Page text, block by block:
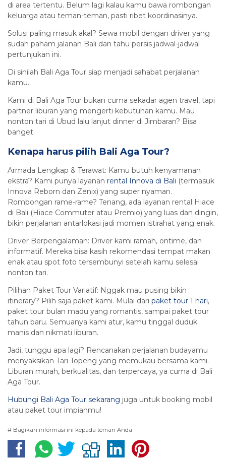
di area tertentu. Belum lagi kalau kamu bawa rombongan
keluarga atau teman-teman, pasti ribet koordinasinya.
Solusi paling masuk akal? Sewa mobil dengan driver yang
sudah paham jalanan Bali dan tahu persis jadwal-jadwal
pertunjukan ini.
Di sinilah Bali Aga Tour siap menjadi sahabat perjalanan
kamu.
Kami di Bali Aga Tour bukan cuma sekadar agen travel, tapi
partner liburan yang mengerti kebutuhan kamu. Mau
nonton tari di Ubud lalu lanjut dinner di Jimbaran? Bisa
banget.
Kenapa harus pilih Bali Aga Tour?
Armada Lengkap & Terawat: Kamu butuh kenyamanan
ekstra? Kami punya layanan rental Innova di Bali (termasuk
Innova Reborn dan Zenix) yang super nyaman.
Rombongan rame-rame? Tenang, ada layanan rental Hiace
di Bali (Hiace Commuter atau Premio) yang luas dan dingin,
bikin perjalanan antarlokasi jadi momen istirahat yang enak.
Driver Berpengalaman: Driver kami ramah, ontime, dan
informatif. Mereka bisa kasih rekomendasi tempat makan
enak atau spot foto tersembunyi setelah kamu selesai
nonton tari.
Pilihan Paket Tour Variatif: Nggak mau pusing bikin
itinerary? Pilih saja paket kami. Mulai dari paket tour 1 hari,
paket tour bulan madu yang romantis, sampai paket tour
tahun baru. Semuanya kami atur, kamu tinggal duduk
manis dan nikmati liburan.
Jadi, tunggu apa lagi? Rencanakan perjalanan budayamu
menyaksikan Tari Topeng yang memukau bersama kami.
Liburan murah, berkualitas, dan terpercaya, ya cuma di Bali
Aga Tour.
Hubungi Bali Aga Tour sekarang juga untuk booking mobil
atau paket tour impianmu!
# Bagikan informasi ini kepada teman Anda